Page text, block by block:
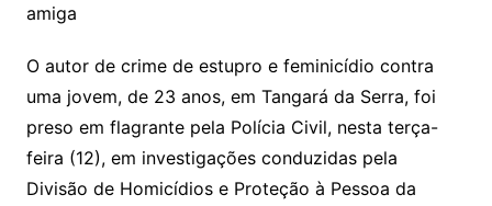
O autor de crime de estupro e feminicídio contra
uma jovem, de 23 anos, em Tangará da Serra, foi
preso em flagrante pela Polícia Civil, nesta terça-
feira (12), em investigações conduzidas pela
Divisão de Homicídios e Proteção à Pessoa da